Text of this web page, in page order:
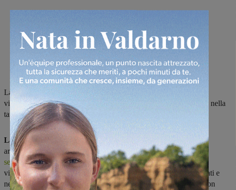
La Sangiovannese si è imposta per 3-0 sul Tuttocuoio tornando a
vincere dopo un mese di digiuno, il Montevarchi ha impattato 1-1 nella
tana del Bastia
La Sangiovannese ha battuto con un netto 3-0 il Tuttocuoio,
arrivato al "Virgilio Fedini" come capolista del torneo e adesso al
secondo postoalle spalle del Ghivizzano. Gli azzurri,che non
vincevano dal 14 novembre, sono scesi in campo molto determinati e
nel giro di poco più di mezz'ora hannocolpito due volte , al 33' con